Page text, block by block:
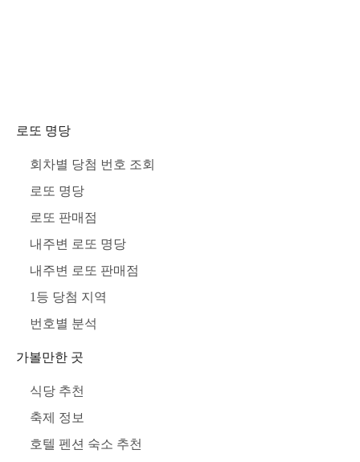
로또 명당
회차별 당첨 번호 조회
로또 명당
로또 판매점
내주변 로또 명당
내주변 로또 판매점
1등 당첨 지역
번호별 분석
가볼만한 곳
식당 추천
축제 정보
호텔 펜션 숙소 추천